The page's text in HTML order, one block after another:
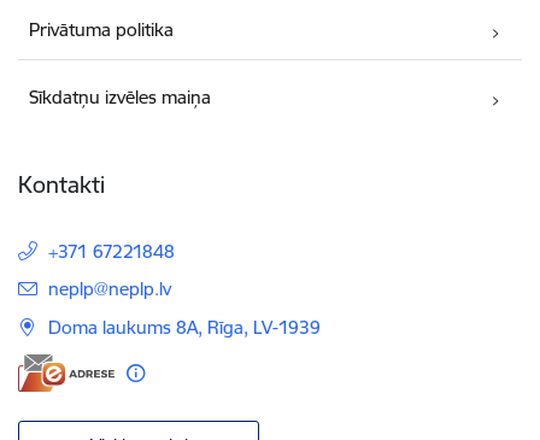
Privātuma politika
Sīkdatņu izvēles maiņa
Kontakti
+371 67221848
E-pasts:
neplp@neplp.lv
Doma laukums 8A, Rīga, LV-1939